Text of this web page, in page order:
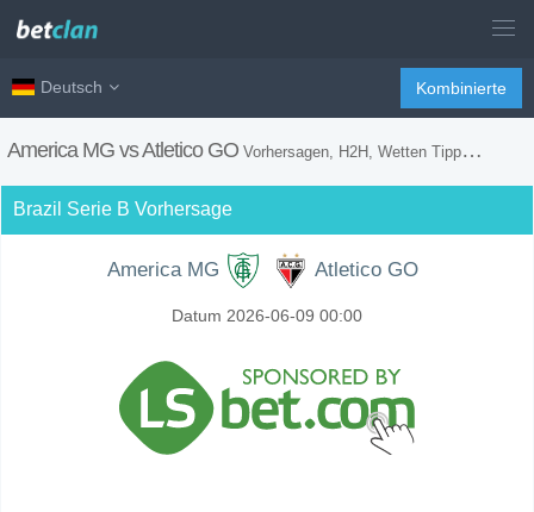
Deutsch Kombinierte
America MG vs Atletico GO Vorhersagen, H2H, Wetten Tipps und Spiel Vorschau
Brazil Serie B Vorhersage
America MG Atletico GO
Datum 2026-06-09 00:00